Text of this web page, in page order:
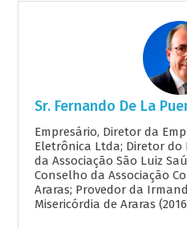
Sr. Fernando De La
Empresário, Diretor da
Eletrônica Ltda; Diretor do
da Associação São Luiz
Conselho da Associação
Araras; Provedor da
Misericórdia de Araras